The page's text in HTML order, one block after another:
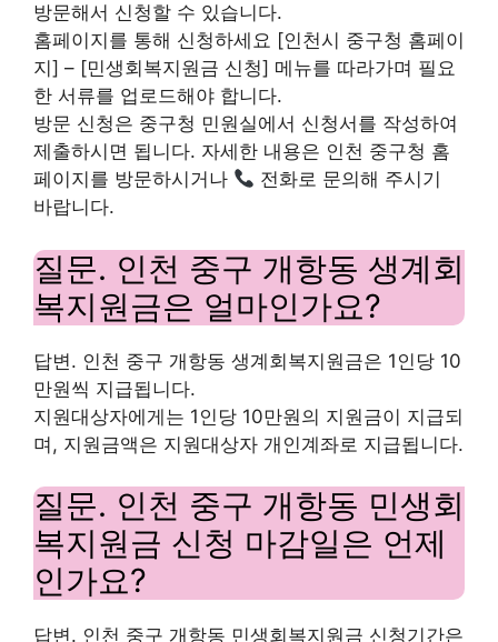
방문해서 신청할 수 있습니다.
홈페이지를 통해 신청하세요 [인천시 중구청 홈페이
지] – [민생회복지원금 신청] 메뉴를 따라가며 필요
한 서류를 업로드해야 합니다.
방문 신청은 중구청 민원실에서 신청서를 작성하여
제출하시면 됩니다. 자세한 내용은 인천 중구청 홈
페이지를 방문하시거나
전화로 문의해 주시기
바랍니다.
질문. 인천 중구 개항동 생계회
복지원금은 얼마인가요?
답변. 인천 중구 개항동 생계회복지원금은 1인당 10
만원씩 지급됩니다.
지원대상자에게는 1인당 10만원의 지원금이 지급되
며, 지원금액은 지원대상자 개인계좌로 지급됩니다.
질문. 인천 중구 개항동 민생회
복지원금 신청 마감일은 언제
인가요?
답변. 인천 중구 개항동 민생회복지원금 신청기간은